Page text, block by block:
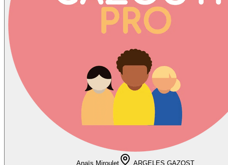
Anaïs Miroulet ARGELES GAZOST